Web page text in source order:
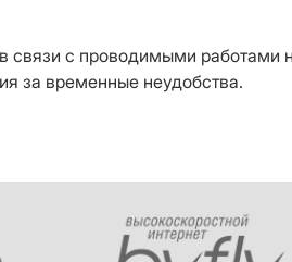
с проводимыми работами
за временные неудобства.